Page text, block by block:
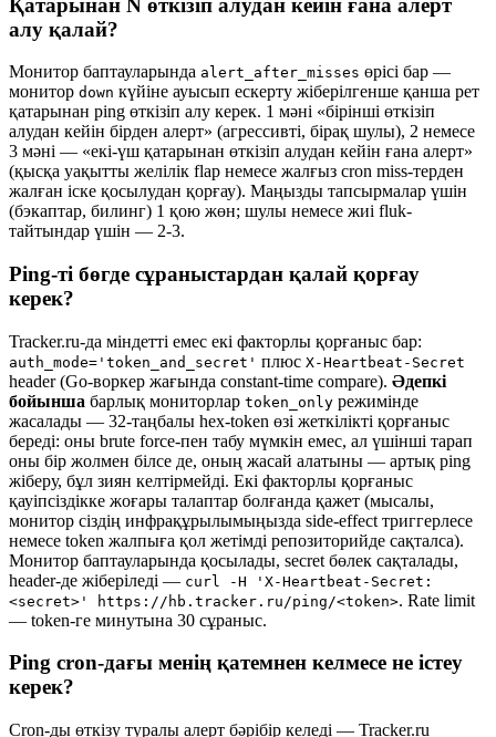
алу қалай?
Монитор баптауларында alert_after_misses өрісі бар —
монитор down күйіне ауысып ескерту жіберілгенше қанша рет
қатарынан ping өткізіп алу керек. 1 мәні «бірінші өткізіп
алудан кейін бірден алерт» (агрессивті, бірақ шулы), 2 немесе
3 мәні — «екі-үш қатарынан өткізіп алудан кейін ғана алерт»
(қысқа уақытты желілік flap немесе жалғыз cron miss-терден
жалған іске қосылудан қорғау). Маңызды тапсырмалар үшін
(бэкаптар, билинг) 1 қою жөн; шулы немесе жиі fluk-
тайтындар үшін — 2-3.
Ping-ті бөгде сұраныстардан қалай қорғау
керек?
Tracker.ru-да міндетті емес екі факторлы қорғаныс бар:
auth_mode='token_and_secret' плюс X-Heartbeat-Secret
header (Go-воркер жағында constant-time compare). Әдепкі
бойынша барлық мониторлар token_only режимінде
жасалады — 32-таңбалы hex-token өзі жеткілікті қорғаныс
береді: оны brute force-пен табу мүмкін емес, ал үшінші тарап
оны бір жолмен білсе де, оның жасай алатыны — артық ping
жіберу, бұл зиян келтірмейді. Екі факторлы қорғаныс
қауіпсіздікке жоғары талаптар болғанда қажет (мысалы,
монитор сіздің инфрақұрылымыңызда side-effect триггерлесе
немесе token жалпыға қол жетімді репозиторийде сақталса).
Монитор баптауларында қосылады, secret бөлек сақталады,
header-де жіберіледі — curl -H 'X-Heartbeat-Secret:
<secret>' https://hb.tracker.ru/ping/<token>. Rate limit
— token-ге минутына 30 сұраныс.
Ping cron-дағы менің қатемнен келмесе не істеу
керек?
Cron-ды өткізу туралы алерт бәрібір келеді — Tracker.ru